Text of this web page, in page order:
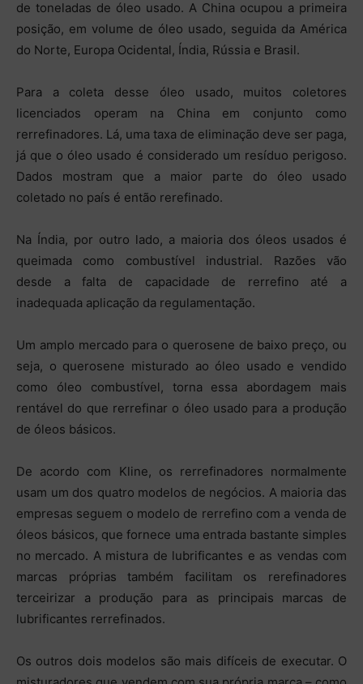
de toneladas de óleo usado. A China ocupou a primeira
posição, em volume de óleo usado, seguida da América
do Norte, Europa Ocidental, Índia, Rússia e Brasil.
Para a coleta desse óleo usado, muitos coletores
licenciados operam na China em conjunto como
rerrefinadores. Lá, uma taxa de eliminação deve ser paga,
já que o óleo usado é considerado um resíduo perigoso.
Dados mostram que a maior parte do óleo usado
coletado no país é então rerefinado.
Na Índia, por outro lado, a maioria dos óleos usados é
queimada como combustível industrial. Razões vão
desde a falta de capacidade de rerrefino até a
inadequada aplicação da regulamentação.
Um amplo mercado para o querosene de baixo preço, ou
seja, o querosene misturado ao óleo usado e vendido
como óleo combustível, torna essa abordagem mais
rentável do que rerrefinar o óleo usado para a produção
de óleos básicos.
De acordo com Kline, os rerrefinadores normalmente
usam um dos quatro modelos de negócios. A maioria das
empresas seguem o modelo de rerrefino com a venda de
óleos básicos, que fornece uma entrada bastante simples
no mercado. A mistura de lubrificantes e as vendas com
marcas próprias também facilitam os rerefinadores
terceirizar a produção para as principais marcas de
lubrificantes rerrefinados.
Os outros dois modelos são mais difíceis de executar. O